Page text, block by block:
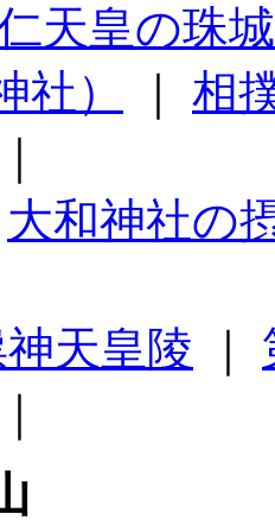
天皇の珠
社）
相
大和神社の
天皇陵